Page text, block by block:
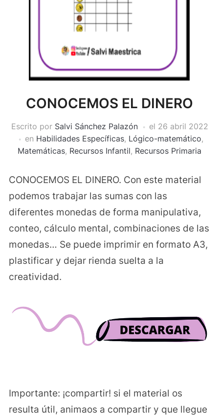
CONOCEMOS EL DINERO
Escrito por Salvi Sánchez Palazón el 26 abril 2022
en Habilidades Específicas, Lógico-matemático,
Matemáticas, Recursos Infantil, Recursos Primaria
CONOCEMOS EL DINERO. Con este material
podemos trabajar las sumas con las
diferentes monedas de forma manipulativa,
conteo, cálculo mental, combinaciones de las
monedas… Se puede imprimir en formato A3,
plastificar y dejar rienda suelta a la
creatividad.
Importante: ¡compartir! si el material os
resulta útil, animaos a compartir y que llegue